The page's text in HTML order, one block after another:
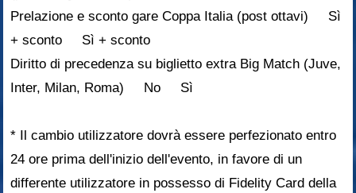
Prelazione e sconto gare Coppa Italia (post ottavi) Sì
+ sconto Sì + sconto
Diritto di precedenza su biglietto extra Big Match (Juve,
Inter, Milan, Roma) No Sì
* Il cambio utilizzatore dovrà essere perfezionato entro
24 ore prima dell'inizio dell'evento, in favore di un
differente utilizzatore in possesso di Fidelity Card della